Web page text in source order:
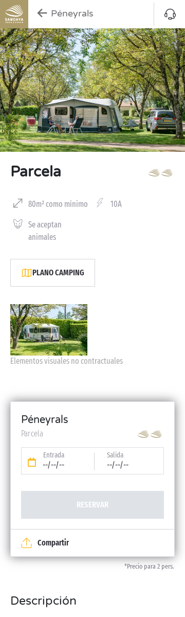
Péneyrals
Parcela
80m² como mínimo 10A
Se aceptan
animales
PLANO CAMPING
Elementos visuales no contractuales
Péneyrals
Parcela
Entrada
--/--/--
Salida
--/--/--
RESERVAR
*Precio para 2 pers.
Compartir
Descripción